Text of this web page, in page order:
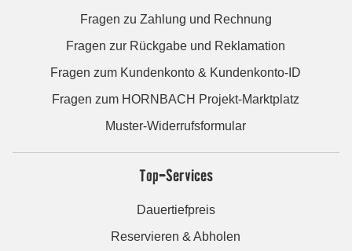
Fragen zu Zahlung und Rechnung
Fragen zur Rückgabe und Reklamation
Fragen zum Kundenkonto & Kundenkonto-ID
Fragen zum HORNBACH Projekt-Marktplatz
Muster-Widerrufsformular
Top-Services
Dauertiefpreis
Reservieren & Abholen